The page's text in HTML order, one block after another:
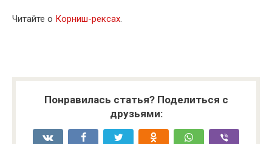
Читайте о Корниш-рексах.
Понравилась статья? Поделиться с
друзьями: